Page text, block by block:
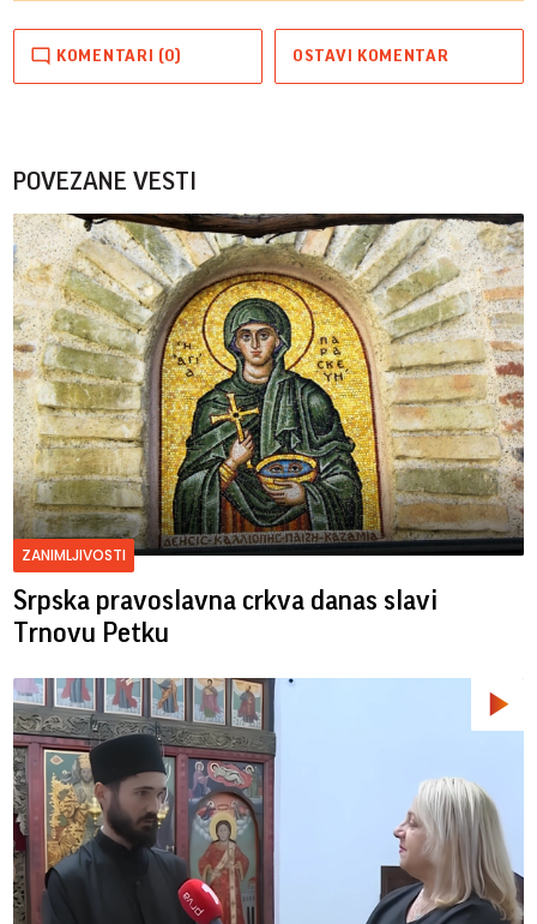
KOMENTARI (0) OSTAVI KOMENTAR
POVEZANE VESTI
ZANIMLJIVOSTI
Srpska pravoslavna crkva danas slavi
Trnovu Petku